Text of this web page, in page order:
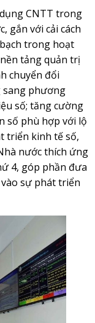
CNTT trong
gắn với cải cách
trong hoạt
tảng quản trị
chuyển đổi
phương
số; tăng cường
số phù hợp với lộ
triển kinh tế số,
nước thích ứng
4, góp phần đưa
sự phát triển